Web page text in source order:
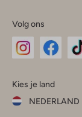
Volg ons
Instagram
Kies je land
NEDERLAND